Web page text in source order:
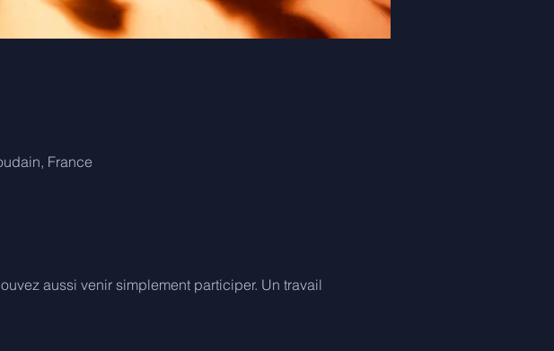
France
aussi venir simplement participer. Un travail